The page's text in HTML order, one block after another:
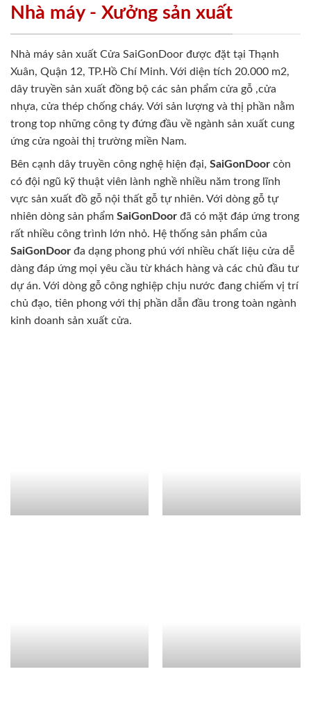
Nhà máy - Xưởng sản xuất
Nhà máy sản xuất Cửa SaiGonDoor được đặt tại Thạnh
Xuân, Quận 12, TP.Hồ Chí Minh. Với diện tích 20.000 m2,
dây truyền sản xuất đồng bộ các sản phẩm cửa gỗ ,cửa
nhựa, cửa thép chống cháy. Với sản lượng và thị phần nằm
trong top những công ty đứng đầu về ngành sản xuất cung
ứng cửa ngoài thị trường miền Nam.
Bên cạnh dây truyền công nghệ hiện đại, SaiGonDoor còn
có đội ngũ kỹ thuật viên lành nghề nhiều năm trong lĩnh
vực sản xuất đồ gỗ nội thất gỗ tự nhiên. Với dòng gỗ tự
nhiên dòng sản phẩm SaiGonDoor đã có mặt đáp ứng trong
rất nhiều công trình lớn nhỏ. Hệ thống sản phẩm của
SaiGonDoor đa dạng phong phú với nhiều chất liệu cửa dễ
dàng đáp ứng mọi yêu cầu từ khách hàng và các chủ đầu tư
dự án. Với dòng gỗ công nghiệp chịu nước đang chiếm vị trí
chủ đạo, tiên phong với thị phần dẫn đầu trong toàn ngành
kinh doanh sản xuất cửa.